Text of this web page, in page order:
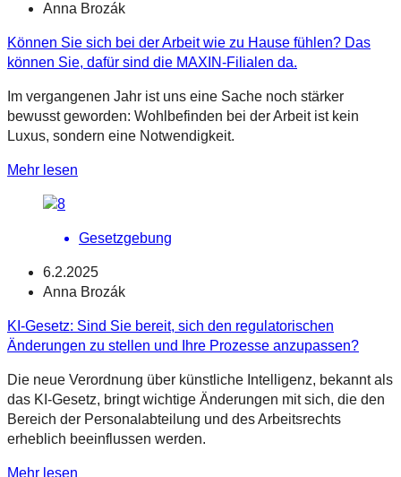
Anna Brozák
Können Sie sich bei der Arbeit wie zu Hause fühlen? Das
können Sie, dafür sind die MAXIN-Filialen da.
Im vergangenen Jahr ist uns eine Sache noch stärker
bewusst geworden: Wohlbefinden bei der Arbeit ist kein
Luxus, sondern eine Notwendigkeit.
Mehr lesen
Gesetzgebung
6.2.2025
Anna Brozák
KI-Gesetz: Sind Sie bereit, sich den regulatorischen
Änderungen zu stellen und Ihre Prozesse anzupassen?
Die neue Verordnung über künstliche Intelligenz, bekannt als
das KI-Gesetz, bringt wichtige Änderungen mit sich, die den
Bereich der Personalabteilung und des Arbeitsrechts
erheblich beeinflussen werden.
Mehr lesen